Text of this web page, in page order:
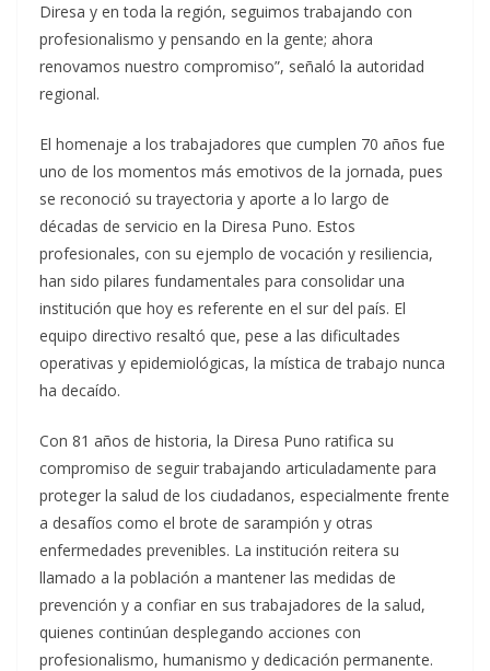
Diresa y en toda la región, seguimos trabajando con
profesionalismo y pensando en la gente; ahora
renovamos nuestro compromiso”, señaló la autoridad
regional.
El homenaje a los trabajadores que cumplen 70 años fue
uno de los momentos más emotivos de la jornada, pues
se reconoció su trayectoria y aporte a lo largo de
décadas de servicio en la Diresa Puno. Estos
profesionales, con su ejemplo de vocación y resiliencia,
han sido pilares fundamentales para consolidar una
institución que hoy es referente en el sur del país. El
equipo directivo resaltó que, pese a las dificultades
operativas y epidemiológicas, la mística de trabajo nunca
ha decaído.
Con 81 años de historia, la Diresa Puno ratifica su
compromiso de seguir trabajando articuladamente para
proteger la salud de los ciudadanos, especialmente frente
a desafíos como el brote de sarampión y otras
enfermedades prevenibles. La institución reitera su
llamado a la población a mantener las medidas de
prevención y a confiar en sus trabajadores de la salud,
quienes continúan desplegando acciones con
profesionalismo, humanismo y dedicación permanente.